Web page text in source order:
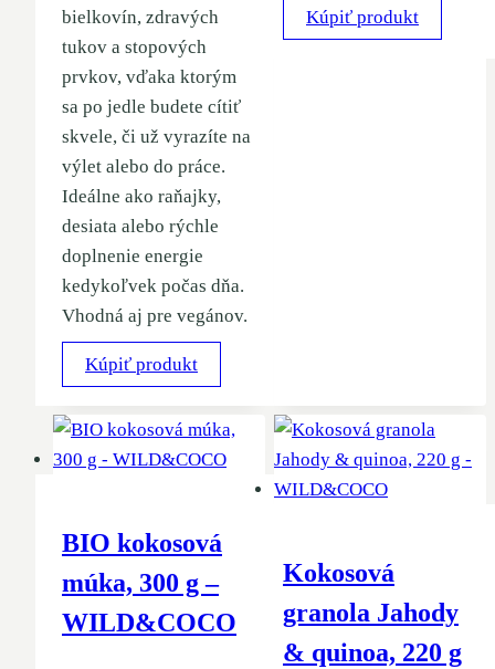
bielkovín, zdravých
tukov a stopových
prvkov, vďaka ktorým
sa po jedle budete cítiť
skvele, či už vyrazíte na
výlet alebo do práce.
Ideálne ako raňajky,
desiata alebo rýchle
doplnenie energie
kedykoľvek počas dňa.
Vhodná aj pre vegánov.
Kúpiť produkt
Kúpiť produkt
BIO kokosová
múka, 300 g –
WILD&COCO
Kokosová
granola Jahody
& quinoa, 220 g